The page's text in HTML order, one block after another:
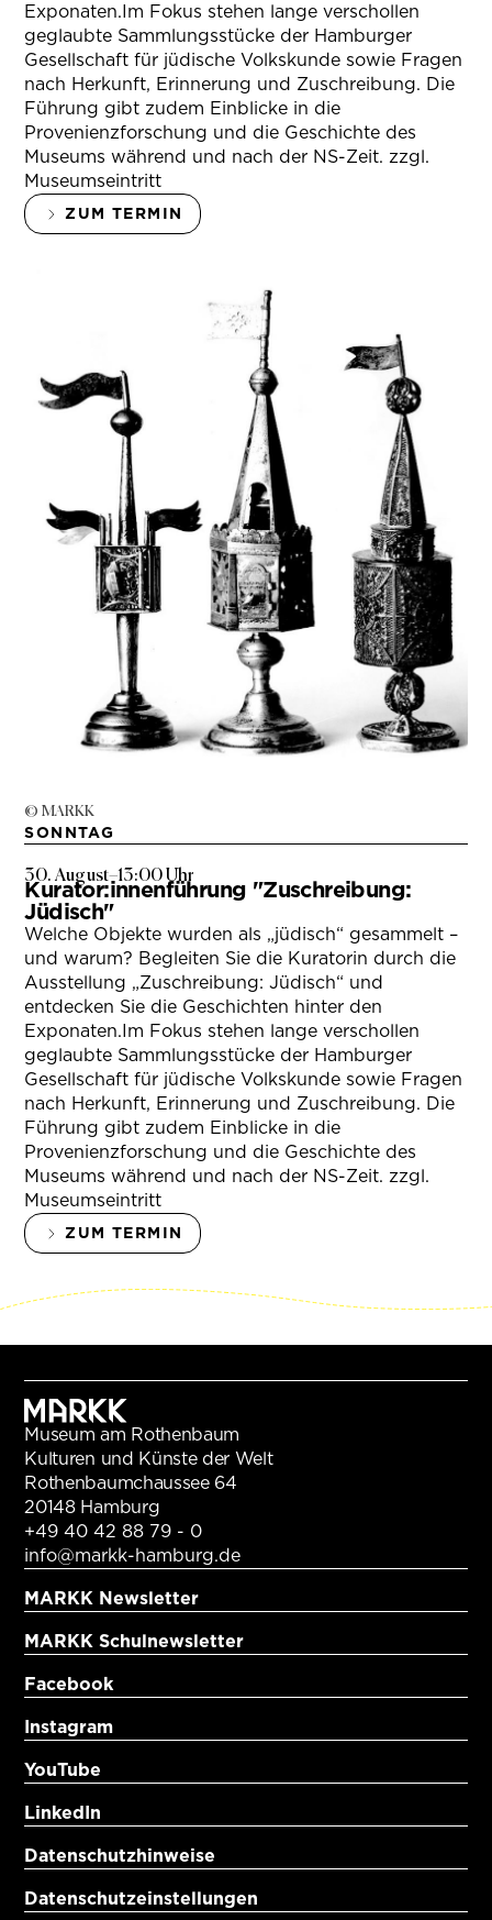
Exponaten.Im Fokus stehen lange verschollen
geglaubte Sammlungsstücke der Hamburger
Gesellschaft für jüdische Volkskunde sowie Fragen
nach Herkunft, Erinnerung und Zuschreibung. Die
Führung gibt zudem Einblicke in die
Provenienzforschung und die Geschichte des
Museums während und nach der NS-Zeit. zzgl.
Museumseintritt
ZUM TERMIN
© MARKK
SONNTAG
30. August–13:00 Uhr
Kurator:innenführung "Zuschreibung:
Jüdisch"
Welche Objekte wurden als „jüdisch“ gesammelt –
und warum? Begleiten Sie die Kuratorin durch die
Ausstellung „Zuschreibung: Jüdisch“ und
entdecken Sie die Geschichten hinter den
Exponaten.Im Fokus stehen lange verschollen
geglaubte Sammlungsstücke der Hamburger
Gesellschaft für jüdische Volkskunde sowie Fragen
nach Herkunft, Erinnerung und Zuschreibung. Die
Führung gibt zudem Einblicke in die
Provenienzforschung und die Geschichte des
Museums während und nach der NS-Zeit. zzgl.
Museumseintritt
ZUM TERMIN
Museum am Rothenbaum
Kulturen und Künste der Welt
Rothenbaumchaussee 64
20148 Hamburg
+49 40 42 88 79 - 0
info@markk-hamburg.de
MARKK Newsletter
MARKK Schulnewsletter
Facebook
Instagram
YouTube
LinkedIn
Datenschutzhinweise
Datenschutzeinstellungen